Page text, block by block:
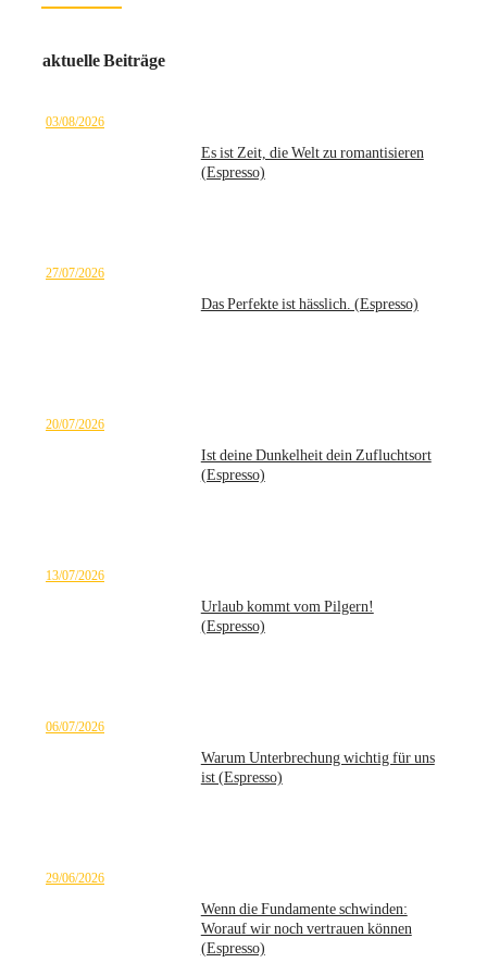
aktuelle Beiträge
03/08/2026
Es ist Zeit, die Welt zu romantisieren
(Espresso)
27/07/2026
Das Perfekte ist hässlich. (Espresso)
20/07/2026
Ist deine Dunkelheit dein Zufluchtsort
(Espresso)
13/07/2026
Urlaub kommt vom Pilgern!
(Espresso)
06/07/2026
Warum Unterbrechung wichtig für uns
ist (Espresso)
29/06/2026
Wenn die Fundamente schwinden:
Worauf wir noch vertrauen können
(Espresso)